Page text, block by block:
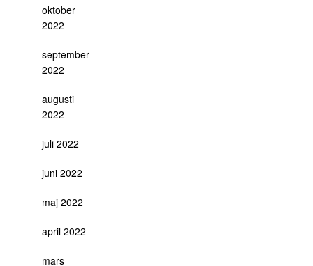
oktober
2022
september
2022
augusti
2022
juli 2022
juni 2022
maj 2022
april 2022
mars